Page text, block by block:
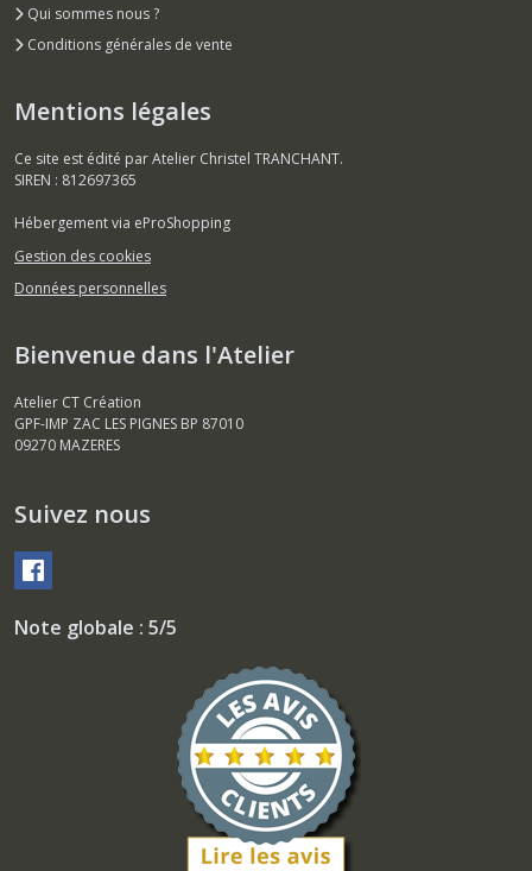
Qui sommes nous ?
Conditions générales de vente
Mentions légales
Ce site est édité par Atelier Christel TRANCHANT.
SIREN : 812697365
Hébergement via eProShopping
Gestion des cookies
Données personnelles
Bienvenue dans l'Atelier
Atelier CT Création
GPF-IMP ZAC LES PIGNES BP 87010
09270 MAZERES
Suivez nous
Note globale : 5/5